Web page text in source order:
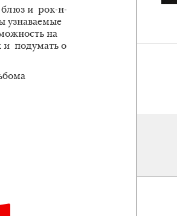
блюз и рок-н-
узнаваемые
на
и подумать о